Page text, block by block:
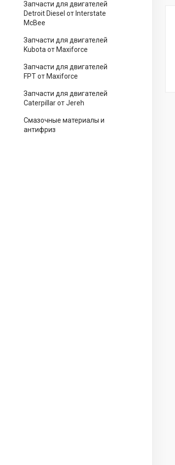
Запчасти для двигателей
Detroit Diesel от Interstate
McBee
Запчасти для двигателей
Kubota от Maxiforce
Запчасти для двигателей
FPT от Maxiforce
Запчасти для двигателей
Caterpillar от Jereh
Смазочные материалы и
антифриз